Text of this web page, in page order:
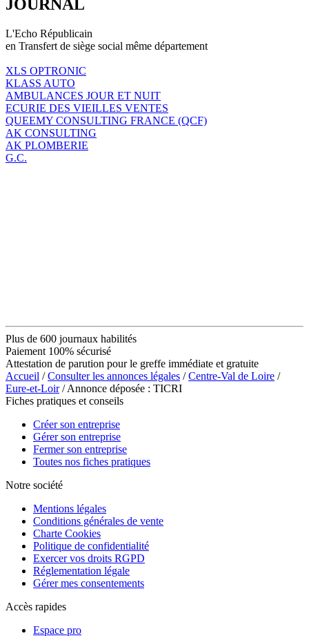
JOURNAL
L'Echo Républicain
en Transfert de siège social même département
XLS OPTRONIC
KLASS AUTO
AMBULANCES JOUR ET NUIT
ECURIE DES VIEILLES VENTES
QUEEMY CONSULTING FRANCE (QCF)
AK CONSULTING
AK PLOMBERIE
G.C.
Plus de 600 journaux habilités
Paiement 100% sécurisé
Attestation de parution pour le greffe immédiate et gratuite
Accueil /Consulter les annonces légales /Centre-Val de Loire /
Eure-et-Loir/ Annonce déposée : TICRI
Fiches pratiques et conseils
Créer son entreprise
Gérer son entreprise
Fermer son entreprise
Toutes nos fiches pratiques
Notre société
Mentions légales
Conditions générales de vente
Charte Cookies
Politique de confidentialité
Exercer vos droits RGPD
Réglementation légale
Gérer mes consentements
Accès rapides
Espace pro